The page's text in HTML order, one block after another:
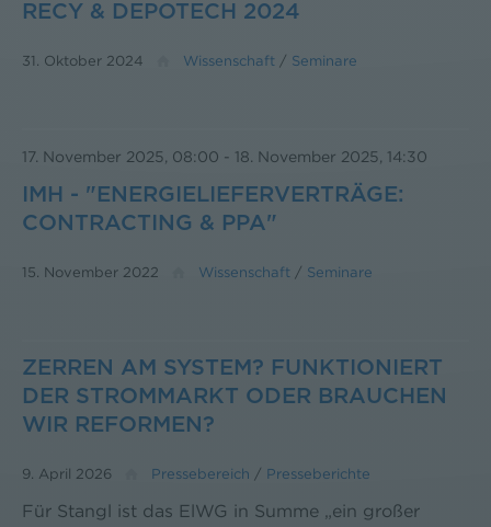
RECY & DEPOTECH 2024
31. Oktober 2024 Wissenschaft / Seminare
17. November 2025, 08:00 - 18. November 2025, 14:30
IMH - "ENERGIELIEFERVERTRÄGE:
CONTRACTING & PPA"
15. November 2022 Wissenschaft / Seminare
ZERREN AM SYSTEM? FUNKTIONIERT
DER STROMMARKT ODER BRAUCHEN
WIR REFORMEN?
9. April 2026 Pressebereich / Presseberichte
Für Stangl ist das ElWG in Summe „ein großer